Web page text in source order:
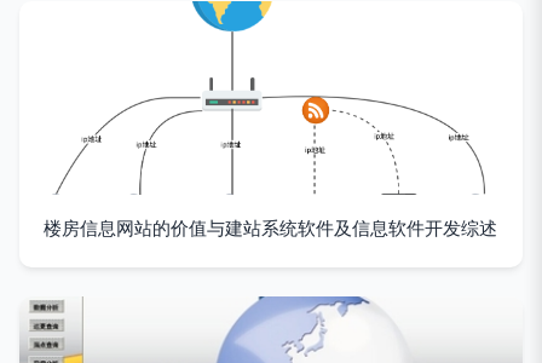
楼房信息网站的价值与建站系统软件及信息软件开发综述